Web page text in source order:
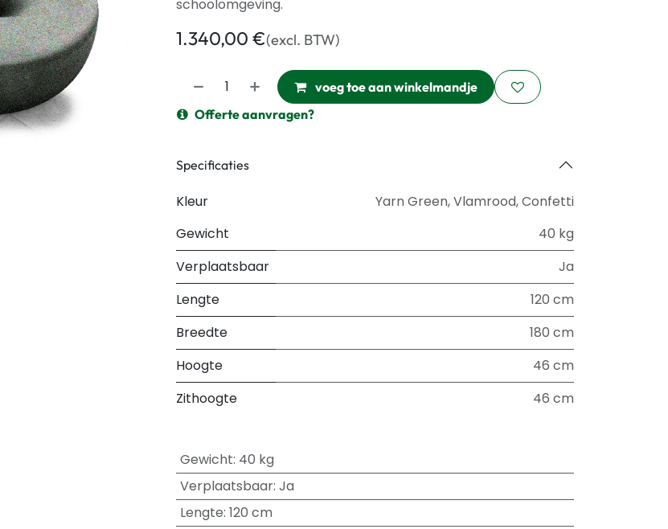
schoolomgeving.
1.340,00 €(excl. BTW)
voeg toe aan winkelmandje
Offerte aanvragen?
Specificaties
Kleur Yarn Green,Vlamrood,Confetti
Gewicht
40 kg
Verplaatsbaar
Ja
Lengte
120 cm
Breedte
180 cm
Hoogte
46 cm
Zithoogte
46 cm
Gewicht: 40 kg
Verplaatsbaar: Ja
Lengte: 120 cm